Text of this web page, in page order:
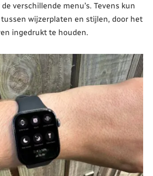
verschillende menu’s. Tevens kun
wijzerplaten en stijlen, door het
ingedrukt te houden.